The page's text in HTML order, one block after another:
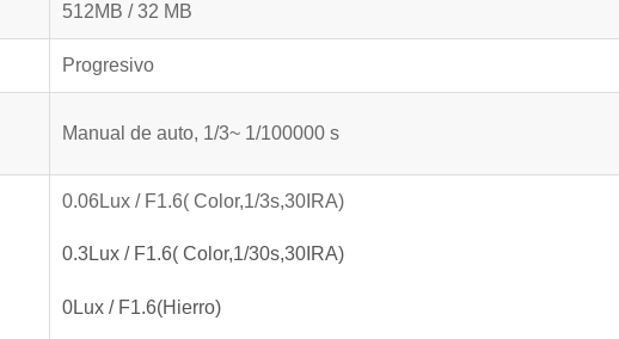
512MB / 32 MB
Progresivo
Manual de auto, 1/3~ 1/100000 s
0.06Lux / F1.6( Color,1/3s,30IRA)
0.3Lux / F1.6( Color,1/30s,30IRA)
0Lux / F1.6(Hierro)